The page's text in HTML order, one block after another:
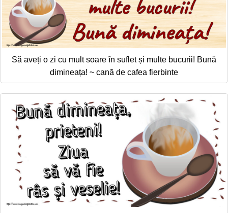
Să aveți o zi cu mult soare în suflet și multe bucurii! Bună
dimineața! ~ cană de cafea fierbinte